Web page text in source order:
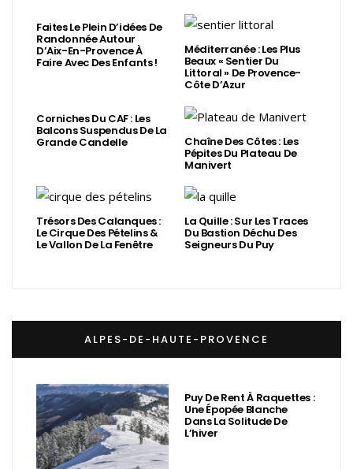
Faites Le Plein D’idées De
Randonnée Autour
D’Aix-En-Provence À
Faire Avec Des Enfants !
Méditerranée : Les Plus
Beaux « Sentier Du
Littoral » De Provence-
Côte D’Azur
Corniches Du CAF : Les
Balcons Suspendus De La
Grande Candelle Chaîne Des Côtes : Les
Pépites Du Plateau De
Manivert
Trésors Des Calanques :
Le Cirque Des Pételins &
Le Vallon De La Fenêtre
La Quille : Sur Les Traces
Du Bastion Déchu Des
Seigneurs Du Puy
ALPES-DE-HAUTE-PROVENCE
Puy De Rent À Raquettes :
Une Épopée Blanche
Dans La Solitude De
L’hiver